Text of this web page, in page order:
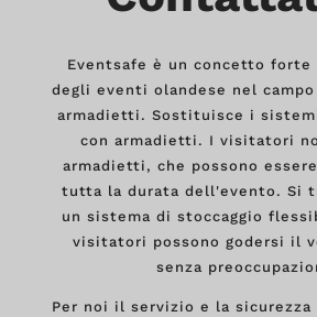
Eventsafe è un concetto
degli eventi olandese nel
armadietti. Sostituisce i
con armadietti. I visitatori
armadietti, che possono
tutta la durata dell'evento. Si
un sistema di stoccaggio
visitatori possono godersi il
senza
Per noi il servizio e la sicurezza